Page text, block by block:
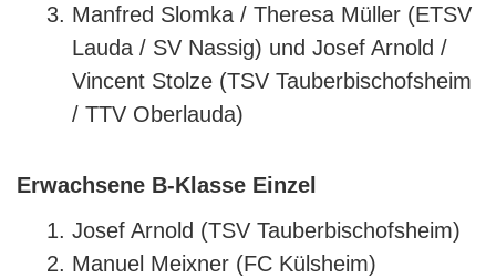
Manfred Slomka / Theresa Müller (ETSV
Lauda / SV Nassig) und Josef Arnold /
Vincent Stolze (TSV Tauberbischofsheim
/ TTV Oberlauda)
Erwachsene B-Klasse Einzel
Josef Arnold (TSV Tauberbischofsheim)
Manuel Meixner (FC Külsheim)